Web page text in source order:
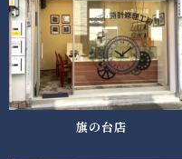
旗の台店